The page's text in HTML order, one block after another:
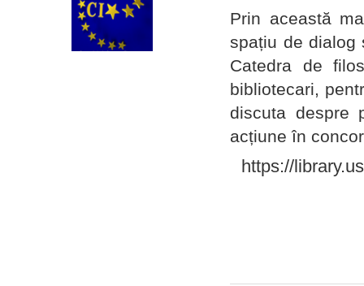
Prin această
spațiu de dialog
Catedra de
bibliotecari,
discuta despre
acțiune în
https://